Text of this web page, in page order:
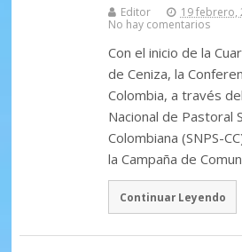
Editor 19 febrero,
No hay comentarios
Con el inicio de la
de Ceniza, la
Colombia, a través
Nacional de Pastoral
Colombiana (SNPS-
la Campaña de
Continuar Leyendo